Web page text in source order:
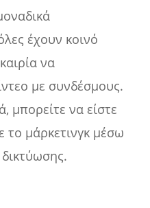
έχουν κοινό
να
με συνδέσμους.
μπορείτε να είστε
το μάρκετινγκ μέσω